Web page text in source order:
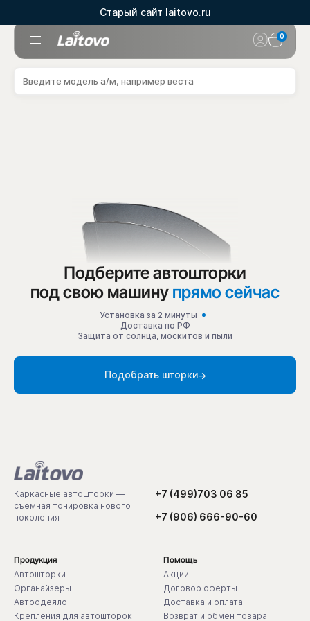
Старый сайт laitovo.ru
0
Подберите автошторки
под свою машину прямо сейчас
Установка за 2 минуты
Защита от солнца, москитов и пыли
Доставка по РФ
Подобрать шторки
Каркасные автошторки —
съёмная тонировка нового
поколения
+7 (499)703 06 85
+7 (906) 666-90-60
Продукция
Автошторки
Органайзеры
Автоодеяло
Крепления для автошторок
Помощь
Акции
Договор оферты
Доставка и оплата
Возврат и обмен товара